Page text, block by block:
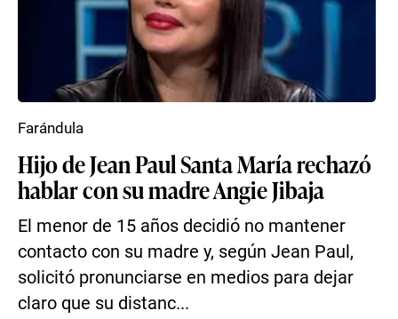
Hijo de Jean Paul Santa María rechazó
hablar con su madre Angie Jibaja
El menor de 15 años decidió no mantener
contacto con su madre y, según Jean Paul,
solicitó pronunciarse en medios para dejar
claro que su distanc...
Farándula